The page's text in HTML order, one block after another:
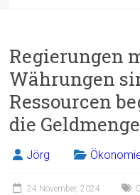
Regierungen
Währungen
Ressourcen
die Geldmenge
Jörg
24 November, 2024